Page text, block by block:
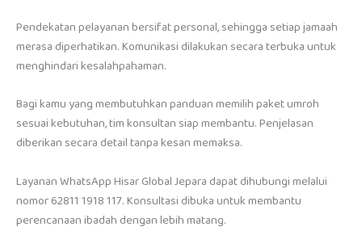
Pendekatan pelayanan bersifat personal, sehingga setiap jamaah
merasa diperhatikan. Komunikasi dilakukan secara terbuka untuk
menghindari kesalahpahaman.
Bagi kamu yang membutuhkan panduan memilih paket umroh
sesuai kebutuhan, tim konsultan siap membantu. Penjelasan
diberikan secara detail tanpa kesan memaksa.
Layanan WhatsApp Hisar Global Jepara dapat dihubungi melalui
nomor 62811 1918 117. Konsultasi dibuka untuk membantu
perencanaan ibadah dengan lebih matang.